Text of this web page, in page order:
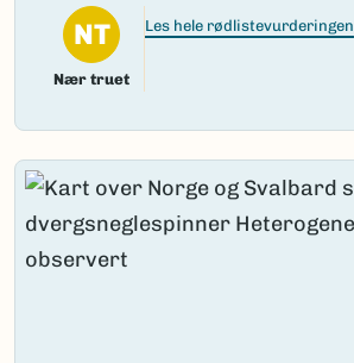
NT
Nær truet
Les hele rødlistevurderingen